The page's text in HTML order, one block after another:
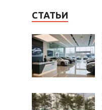
СТАТЬИ